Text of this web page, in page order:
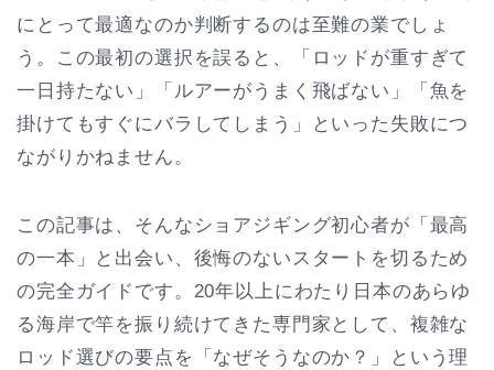
にとって最適なのか判断するのは至難の業でしょ
う。この最初の選択を誤ると、「ロッドが重すぎて
一日持たない」「ルアーがうまく飛ばない」「魚を
掛けてもすぐにバラしてしまう」といった失敗につ
ながりかねません。
この記事は、そんなショアジギング初心者が「最高
の一本」と出会い、後悔のないスタートを切るため
の完全ガイドです。20年以上にわたり日本のあらゆ
る海岸で竿を振り続けてきた専門家として、複雑な
ロッド選びの要点を「なぜそうなのか？」という理